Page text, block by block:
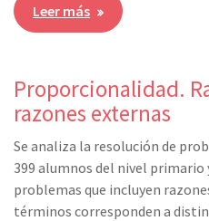
Leer más
Proporcionalidad.
razones externas
Se analiza la resolución de
399 alumnos del nivel primario
problemas que incluyen
términos corresponden a